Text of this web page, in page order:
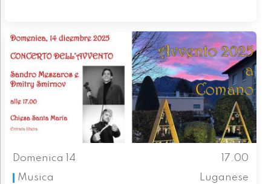
Domenica 14
17.00
Musica
Luganese